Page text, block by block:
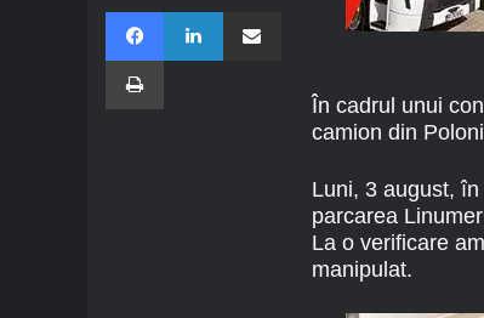
În cadrul unui
camion din
Luni, 3 august,
parcarea
La o verificare
manipulat.
Facebook LinkedIn
Imprimare